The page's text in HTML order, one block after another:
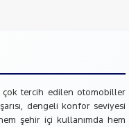
çok tercih edilen otomobiller
dengeli konfor seviyesi
şehir içi kullanımda hem